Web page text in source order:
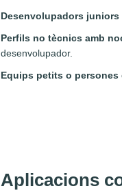
Desenvolupadors
Perfils no tècnics amb
desenvolupador.
Equips petits o
Aplicacions